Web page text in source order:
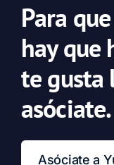
Para
hay que
te gusta
asóciate.
Asóciate a